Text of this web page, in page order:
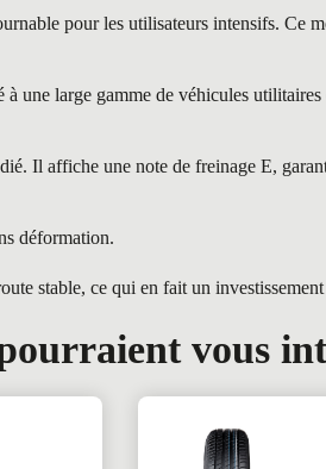
pour les utilisateurs intensifs. Ce
une large gamme de véhicules
Il affiche une note de freinage E,
déformation.
stable, ce qui en fait un
vous